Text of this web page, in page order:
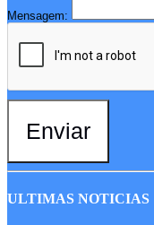
Mensagem:
Enviar
ULTIMAS NOTICIAS